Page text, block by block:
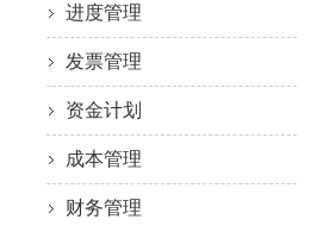
进度管理
发票管理
资金计划
成本管理
财务管理